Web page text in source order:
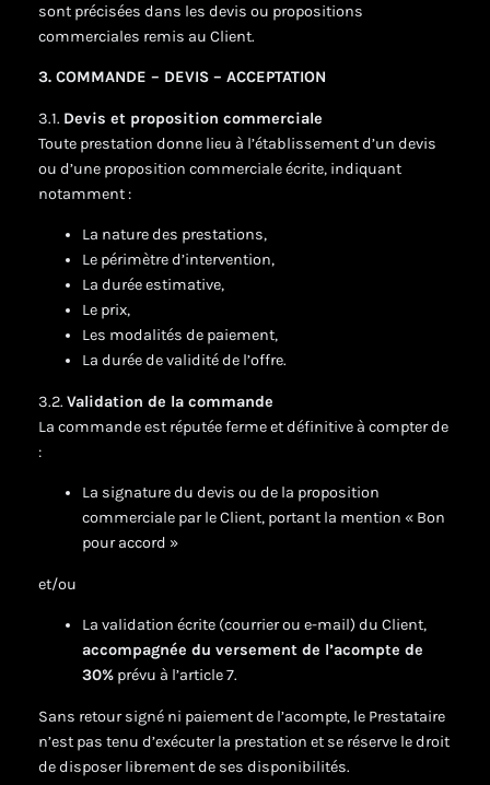
sont précisées dans les devis ou propositions
commerciales remis au Client.
3. COMMANDE – DEVIS – ACCEPTATION
3.1. Devis et proposition commerciale
Toute prestation donne lieu à l’établissement d’un devis
ou d’une proposition commerciale écrite, indiquant
notamment :
La nature des prestations,
Le périmètre d’intervention,
La durée estimative,
Le prix,
Les modalités de paiement,
La durée de validité de l’offre.
3.2. Validation de la commande
La commande est réputée ferme et définitive à compter de
:
La signature du devis ou de la proposition
commerciale par le Client, portant la mention « Bon
pour accord »
et/ou
La validation écrite (courrier ou e-mail) du Client,
accompagnée du versement de l’acompte de
30%prévu à l’article 7.
Sans retour signé ni paiement de l’acompte, le Prestataire
n’est pas tenu d’exécuter la prestation et se réserve le droit
de disposer librement de ses disponibilités.